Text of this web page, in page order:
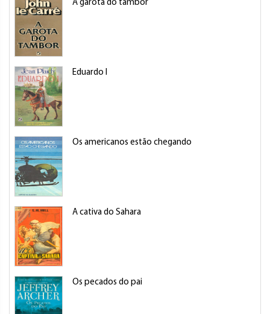
A garota do tambor
Eduardo I
Os americanos estão chegando
A cativa do Sahara
Os pecados do pai